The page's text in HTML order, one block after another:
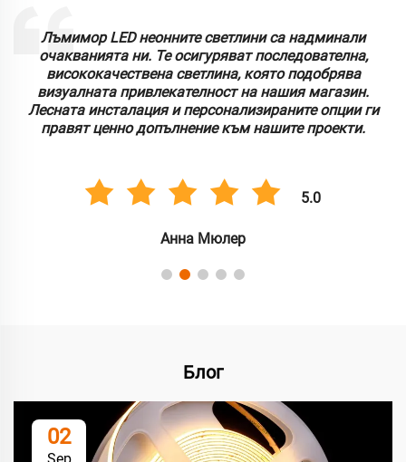
Лъмимор LED неонните светлини са надминали
очакванията ни. Те осигуряват последователна,
висококачествена светлина, която подобрява
визуалната привлекателност на нашия магазин.
Лесната инсталация и персонализираните опции ги
правят ценно допълнение към нашите проекти.
5.0
Анна Мюлер
Блог
02